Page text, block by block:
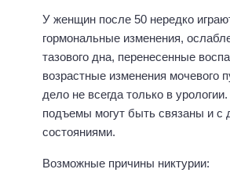
У женщин после 50 нередко
гормональные изменения,
тазового дна, перенесенные
возрастные изменения мочевого
дело не всегда только в
подъемы могут быть связаны и с
состояниями.
Возможные причины никтурии: